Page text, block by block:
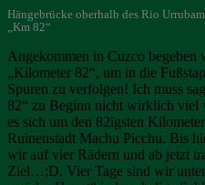
Hängebrücke oberhalb des Rio
„Km 82“
Angekommen in Cuzco begeben
„Kilometer 82“, um in die
Spuren zu verfolgen! Ich muss
82“ zu Beginn nicht wirklich viel
es sich um den 82igsten
Ruinenstadt Machu Picchu. Bis
wir auf vier Rädern und ab jetzt
Ziel…;D. Vier Tage sind wir